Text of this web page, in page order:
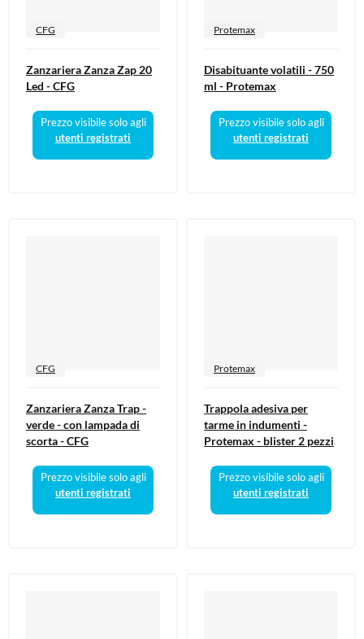
CFG
Zanzariera Zanza Zap 20
Led - CFG
Prezzo visibile solo agli
utenti registrati
Protemax
Disabituante volatili - 750
ml - Protemax
Prezzo visibile solo agli
utenti registrati
CFG
Zanzariera Zanza Trap -
verde - con lampada di
scorta - CFG
Prezzo visibile solo agli
utenti registrati
Protemax
Trappola adesiva per
tarme in indumenti -
Protemax - blister 2 pezzi
Prezzo visibile solo agli
utenti registrati